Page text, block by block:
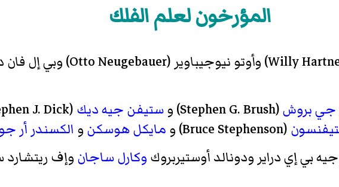
المؤرخون لعلم الفلك
جي بروش(Stephen G. Brush) و ستيفن جيه ديك
(Bruce Stephenson) و مايكل هوسكن و الكسندر أر
بي إي دراير ودونالد أوستيربروك وكارل ساجان وإف